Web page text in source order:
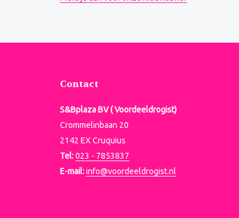
Contact
S&Bplaza BV ( Voordeeldrogist)
Crommelinbaan 20
2142 EX Cruquius
Tel:023 - 7853837
E-mail:info@voordeeldrogist.nl